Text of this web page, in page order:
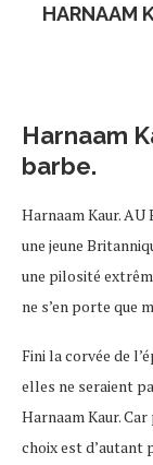
HARNAAM
Harnaam
barbe.
Harnaam Kaur.
une jeune
une pilosité
ne s’en porte que
Fini la corvée de
elles ne seraient
Harnaam Kaur.
choix est d’autant